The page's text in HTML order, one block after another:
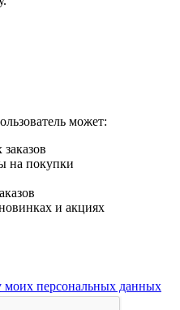
может:
на покупки
и акциях
моих персональных данных